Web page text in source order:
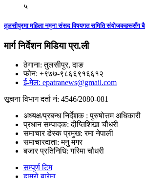
५
तुलसीपुरमा महिला नमुना संसद विषयगत समिति संयोजकहरूसँग
मार्ग निर्देशन मिडिया प्रा.ली
ठेगाना: तुलसीपुर, दाङ
फोन: +९७७-९८६६९१६६१२
ई-मेल: epatranews@gmail.com
सूचना विभाग दर्ता नं: 4546/2080-081
अध्यक्ष/प्रबन्ध निर्देशक : पुरुषोत्तम अधिकारी
प्रधान सम्पादक: दीप्तिशिखा चौधरी
समाचार डेस्क प्रमुख: रमा नेपाली
समाचारदाता: मनु मगर
बजार प्रतिनिधि: गरिमा चौधरी
सम्पूर्ण टिम
हाम्रो बारेमा